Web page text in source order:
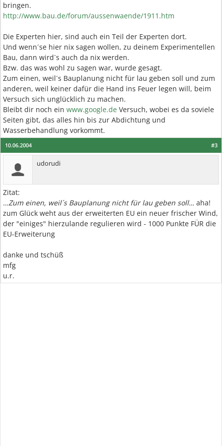
bringen.
http://www.bau.de/forum/aussenwaende/1911.htm
Die Experten hier, sind auch ein Teil der Experten dort.
Und wenn´se hier nix sagen wollen, zu deinem Experimentellen
Bau, dann wird´s auch da nix werden.
Bzw. das was wohl zu sagen war, wurde gesagt.
Zum einen, weil´s Bauplanung nicht für lau geben soll und zum
anderen, weil keiner dafür die Hand ins Feuer legen will, beim
Versuch sich unglücklich zu machen.
Bleibt dir noch ein www.google.de Versuch, wobei es da soviele
Seiten gibt, das alles hin bis zur Abdichtung und
Wasserbehandlung vorkommt.
#3
10.06.2004
udorudi
Zitat:
…Zum einen, weil´s Bauplanung nicht für lau geben soll… aha!
zum Glück weht aus der erweiterten EU ein neuer frischer Wind,
der "einiges" hierzulande regulieren wird - 1000 Punkte FÜR die
EU-Erweiterung
danke und tschüß
mfg
u.r.